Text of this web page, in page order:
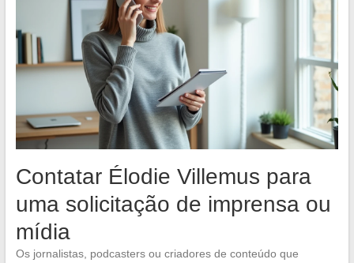
Contatar Élodie Villemus para
uma solicitação de imprensa ou
mídia
Os jornalistas, podcasters ou criadores de conteúdo que